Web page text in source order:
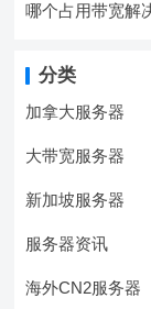
哪个占用带宽解
分类
加拿大服务器
大带宽服务器
新加坡服务器
服务器资讯
海外CN2服务器